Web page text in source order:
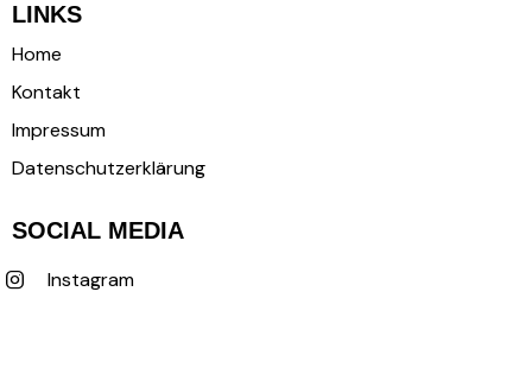
LINKS
Home
Kontakt
Impressum
Datenschutzerklärung
SOCIAL MEDIA
Instagram